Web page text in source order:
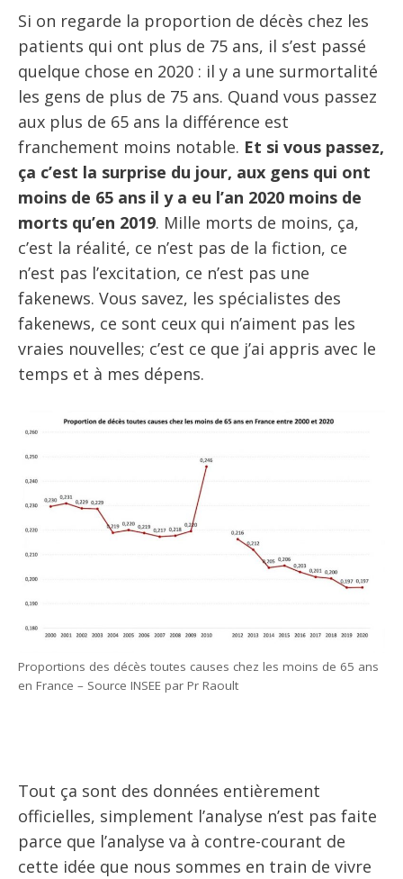
Si on regarde la proportion de décès chez les
patients qui ont plus de 75 ans, il s’est passé
quelque chose en 2020 : il y a une surmortalité
les gens de plus de 75 ans. Quand vous passez
aux plus de 65 ans la différence est
franchement moins notable. Et si vous passez,
ça c’est la surprise du jour, aux gens qui ont
moins de 65 ans il y a eu l’an 2020 moins de
morts qu’en 2019. Mille morts de moins, ça,
c’est la réalité, ce n’est pas de la fiction, ce
n’est pas l’excitation, ce n’est pas une
fakenews. Vous savez, les spécialistes des
fakenews, ce sont ceux qui n’aiment pas les
vraies nouvelles; c’est ce que j’ai appris avec le
temps et à mes dépens.
Proportions des décès toutes causes chez les moins de 65 ans
en France – Source INSEE par Pr Raoult
Tout ça sont des données entièrement
officielles, simplement l’analyse n’est pas faite
parce que l’analyse va à contre-courant de
cette idée que nous sommes en train de vivre